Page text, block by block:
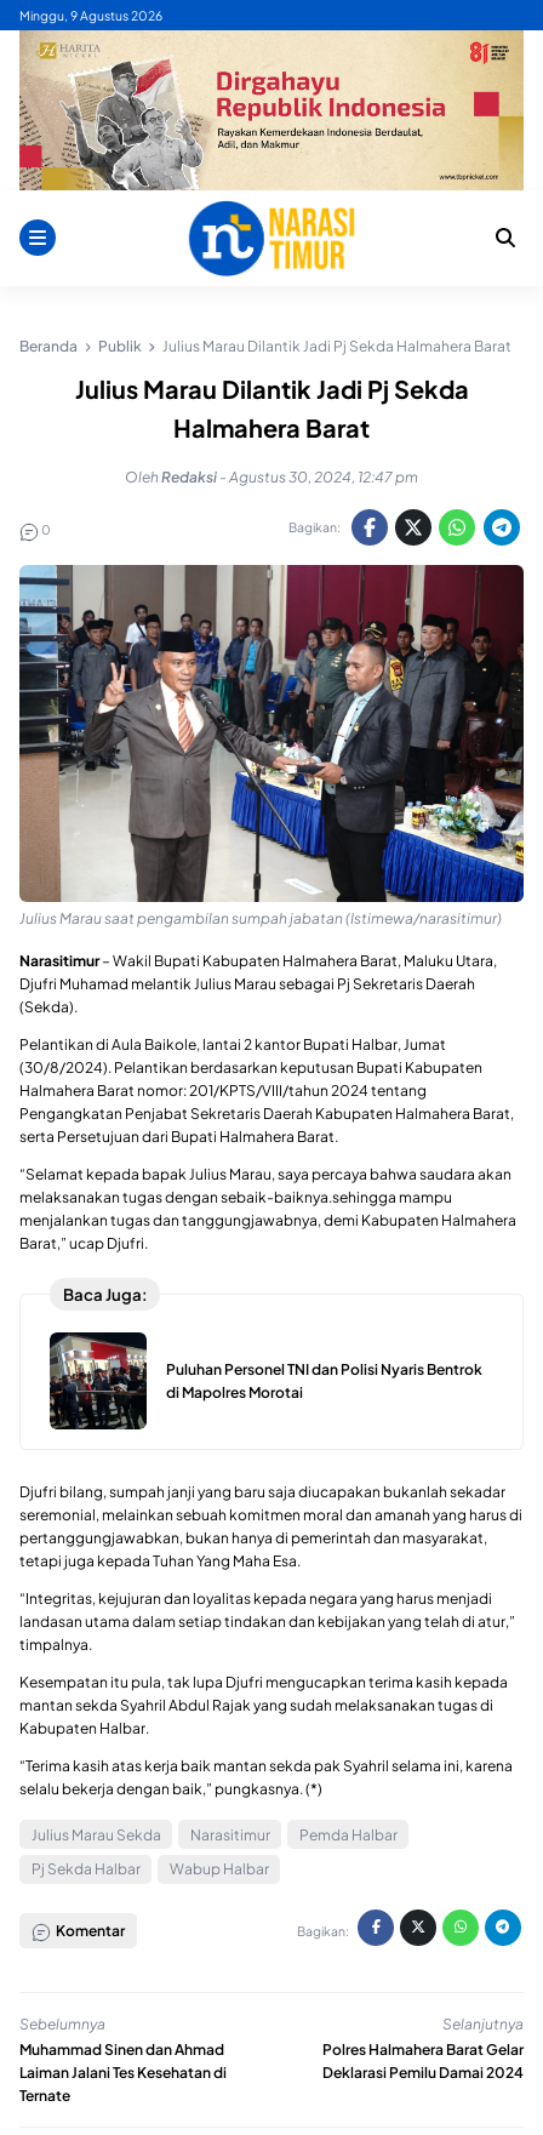
Skip
content
Minggu, 9 Agustus 2026
Beranda Publik Julius Marau Dilantik Jadi Pj Sekda Halmahera Barat
Julius Marau Dilantik Jadi Pj Sekda
Halmahera Barat
OlehRedaksi - Agustus 30, 2024, 12:47 pm
0 Bagikan:
Julius Marau saat pengambilan sumpah jabatan (Istimewa/narasitimur)
Narasitimur– Wakil Bupati Kabupaten Halmahera Barat, Maluku Utara,
Djufri Muhamad melantik Julius Marau sebagai Pj Sekretaris Daerah
(Sekda).
Pelantikan di Aula Baikole, lantai 2 kantor Bupati Halbar, Jumat
(30/8/2024). Pelantikan berdasarkan keputusan Bupati Kabupaten
Halmahera Barat nomor: 201/KPTS/VIII/tahun 2024 tentang
Pengangkatan Penjabat Sekretaris Daerah Kabupaten Halmahera Barat,
serta Persetujuan dari Bupati Halmahera Barat.
“Selamat kepada bapak Julius Marau, saya percaya bahwa saudara akan
melaksanakan tugas dengan sebaik-baiknya.sehingga mampu
menjalankan tugas dan tanggungjawabnya, demi Kabupaten Halmahera
Barat,” ucap Djufri.
Baca Juga:
Puluhan Personel TNI dan Polisi Nyaris Bentrok
di Mapolres Morotai
Djufri bilang, sumpah janji yang baru saja diucapakan bukanlah sekadar
seremonial, melainkan sebuah komitmen moral dan amanah yang harus di
pertanggungjawabkan, bukan hanya di pemerintah dan masyarakat,
tetapi juga kepada Tuhan Yang Maha Esa.
“Integritas, kejujuran dan loyalitas kepada negara yang harus menjadi
landasan utama dalam setiap tindakan dan kebijakan yang telah di atur,”
timpalnya.
Kesempatan itu pula, tak lupa Djufri mengucapkan terima kasih kepada
mantan sekda Syahril Abdul Rajak yang sudah melaksanakan tugas di
Kabupaten Halbar.
“Terima kasih atas kerja baik mantan sekda pak Syahril selama ini, karena
selalu bekerja dengan baik,” pungkasnya. (*)
Julius Marau Sekda Narasitimur
Pemda Halbar
Pj Sekda Halbar
Wabup Halbar
Komentar Bagikan:
Sebelumnya
Muhammad Sinen dan Ahmad
Laiman Jalani Tes Kesehatan di
Ternate
Selanjutnya
Polres Halmahera Barat Gelar
Deklarasi Pemilu Damai 2024